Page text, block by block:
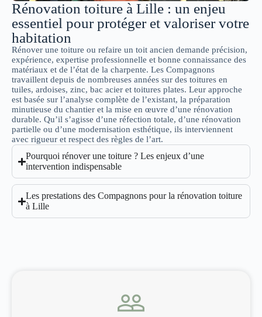
Rénovation toiture à Lille : un enjeu
essentiel pour protéger et valoriser votre
habitation
Rénover une toiture ou refaire un toit ancien demande précision,
expérience, expertise professionnelle et bonne connaissance des
matériaux et de l’état de la charpente. Les Compagnons
travaillent depuis de nombreuses années sur des toitures en
tuiles, ardoises, zinc, bac acier et toitures plates. Leur approche
est basée sur l’analyse complète de l’existant, la préparation
minutieuse du chantier et la mise en œuvre d’une rénovation
durable. Qu’il s’agisse d’une réfection totale, d’une rénovation
partielle ou d’une modernisation esthétique, ils interviennent
avec rigueur et respect des règles de l’art.
Pourquoi rénover une toiture ? Les enjeux d’une
intervention indispensable
Les prestations des Compagnons pour la rénovation toiture
à Lille